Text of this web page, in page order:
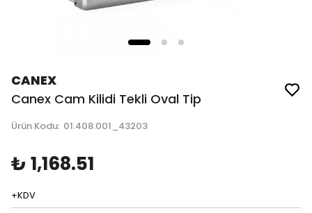
CANEX
Canex Cam Kilidi Tekli Oval Tip
Ürün Kodu: 01.408.001_43203
₺ 1,168.51
+KDV